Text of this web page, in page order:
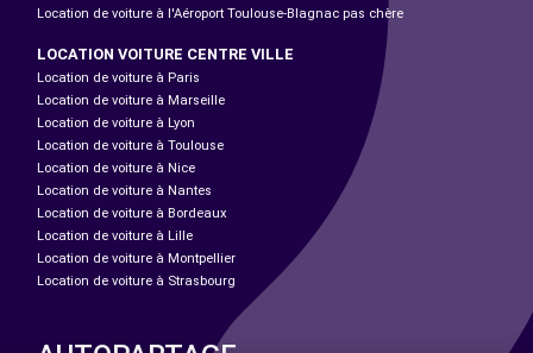
Location de voiture à l'Aéroport Toulouse-Blagnac pas chère
LOCATION VOITURE CENTRE VILLE
Location de voiture à Paris
Location de voiture à Marseille
Location de voiture à Lyon
Location de voiture à Toulouse
Location de voiture à Nice
Location de voiture à Nantes
Location de voiture à Bordeaux
Location de voiture à Lille
Location de voiture à Montpellier
Location de voiture à Strasbourg